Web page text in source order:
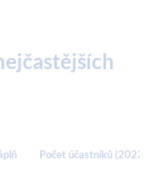
Počet účastníků (2023)